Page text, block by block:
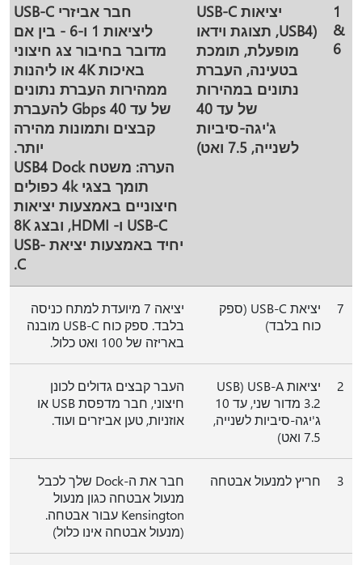
1
&
6
יציאות USB-C
(USB4, תצוגת וידאו
מופעלת, תומכת
בטעינה, העברת
נתונים במהירות
של עד 40
ג'יגה-סיביות
לשנייה, 7.5 ואט)
חבר אביזרי USB-C
ליציאות 1 ו-6 - בין אם
מדובר בחיבור צג חיצוני
באיכות 4K או ליהנות
ממהירות העברת נתונים
של עד 40 Gbps להעברת
קבצים ותמונות מהירה
יותר.
הערה: משטח USB4 Dock
תומך בצגי 4k כפולים
חיצוניים באמצעות יציאות
USB-C ו- HDMI, ובצג 8K
יחיד באמצעות יציאת USB-
C.
7
יציאת USB-C (ספק
כוח בלבד)
יציאה 7 מיועדת למתח כניסה
בלבד. ספק כוח USB-C מובנה
באריזה של 100 ואט כלול.
2
יציאות USB-A (USB
3.2 מדור שני, עד 10
ג'יגה-סיביות לשנייה,
7.5 ואט)
העבר קבצים גדולים לכונן
חיצוני, חבר מדפסת USB או
אוזניות, טען אביזרים ועוד.
3 חריץ למנעול אבטחה
חבר את ה-Dock שלך לכבל
מנעול אבטחה כגון מנעול
Kensington עבור אבטחה.
(מנעול אבטחה אינו כלול)